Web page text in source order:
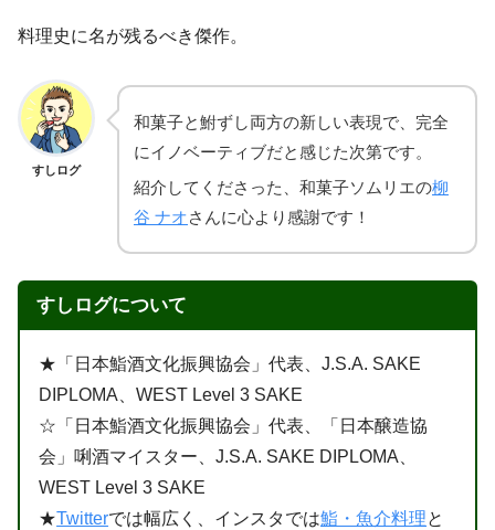
料理史に名が残るべき傑作。
すしログ
和菓子と鮒ずし両方の新しい表現で、完全
にイノベーティブだと感じた次第です。
紹介してくださった、和菓子ソムリエの柳
谷 ナオさんに心より感謝です！
すしログについて
★「日本鮨酒文化振興協会」代表、J.S.A. SAKE
DIPLOMA、WEST Level 3 SAKE
☆「日本鮨酒文化振興協会」代表、「日本醸造協
会」唎酒マイスター、J.S.A. SAKE DIPLOMA、
WEST Level 3 SAKE
★Twitterでは幅広く、インスタでは鮨・魚介料理と